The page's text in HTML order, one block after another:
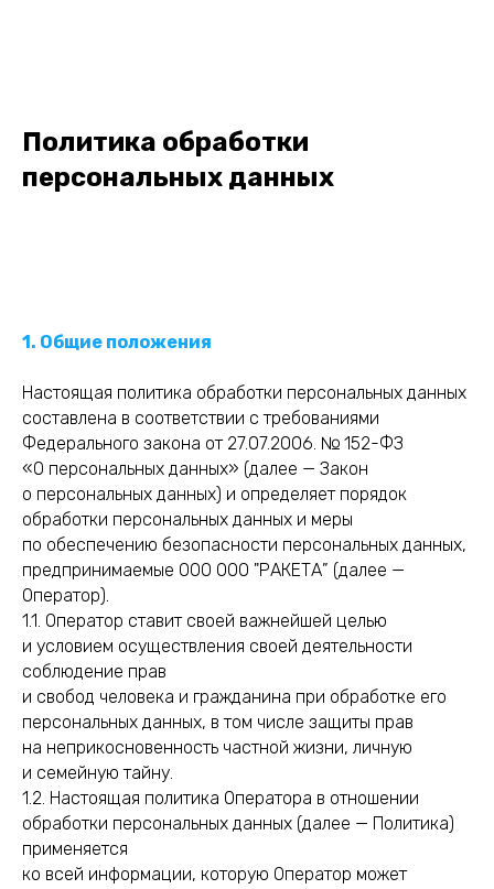
Политика обработки
персональных данных
1. Общие положения
Настоящая политика обработки персональных данных
составлена в соответствии с требованиями
Федерального закона от 27.07.2006. № 152-ФЗ
«О персональных данных» (далее — Закон
о персональных данных) и определяет порядок
обработки персональных данных и меры
по обеспечению безопасности персональных данных,
предпринимаемые ООО ООО "РАКЕТА” (далее —
Оператор).
1.1. Оператор ставит своей важнейшей целью
и условием осуществления своей деятельности
соблюдение прав
и свобод человека и гражданина при обработке его
персональных данных, в том числе защиты прав
на неприкосновенность частной жизни, личную
и семейную тайну.
1.2. Настоящая политика Оператора в отношении
обработки персональных данных (далее — Политика)
применяется
ко всей информации, которую Оператор может